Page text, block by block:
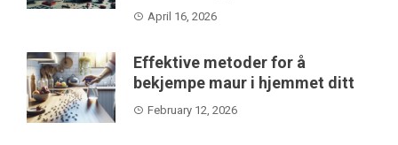
April 16, 2026
Effektive metoder for å
bekjempe maur i hjemmet ditt
February 12, 2026